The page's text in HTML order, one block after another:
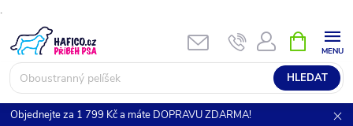
.
na
obsah
HLEDAT
NÁKUPNÍ
KOŠÍK
Objednejte za 1 799 Kč a máte DOPRAVU ZDARMA!